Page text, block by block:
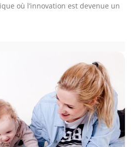
où l’innovation est devenue un